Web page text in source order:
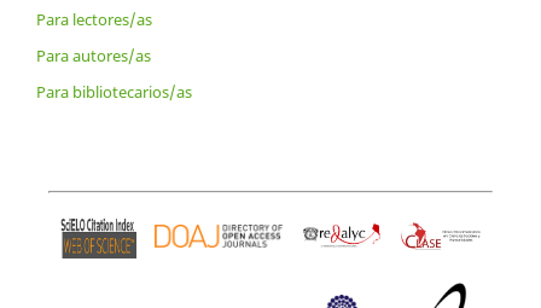
Para lectores/as
Para autores/as
Para bibliotecarios/as